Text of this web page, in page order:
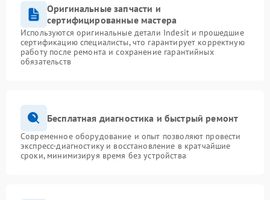
Оригинальные запчасти и
сертифицированные мастера
Используются оригинальные детали Indesit и прошедшие
сертификацию специалисты, что гарантирует корректную
работу после ремонта и сохранение гарантийных
обязательств
Бесплатная диагностика и быстрый ремонт
Современное оборудование и опыт позволяют провести
экспресс-диагностику и восстановление в кратчайшие
сроки, минимизируя время без устройства